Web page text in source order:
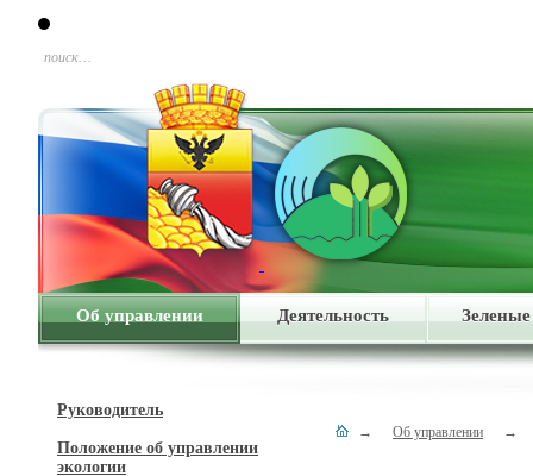
поиск…
Об управлении Деятельность
Руководитель
Положение об управлении
экологии
→ Об управлении →